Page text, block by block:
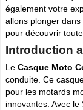
compétition moto
Espace
également votre
allons plonger
pour découvrir
Introduction
LeCasque Moto
conduite. Ce
pour les motards
innovantes. Avec